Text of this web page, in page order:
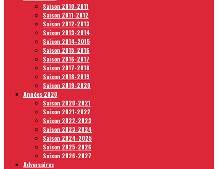
Saison 2010-2011
Saison 2011-2012
Saison 2012-2013
Saison 2013-2014
Saison 2014-2015
Saison 2015-2016
Saison 2016-2017
Saison 2017-2018
Saison 2018-2019
Saison 2019-2020
Années 2020
Saison 2020-2021
Saison 2021-2022
Saison 2022-2023
Saison 2023-2024
Saison 2024-2025
Saison 2025-2026
Saison 2026-2027
Adversaires